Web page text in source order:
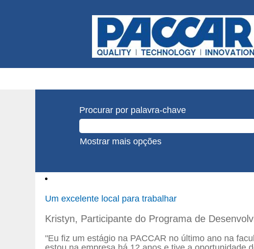
Procurar por palavra-chave
Mostrar mais opções
Um excelente local para trabalhar
Kristyn, Participante do Programa de
"Eu fiz um estágio na PACCAR no último ano na